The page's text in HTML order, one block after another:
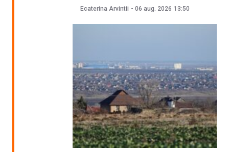
Ecaterina Arvintii - 06 aug. 2026 13:50